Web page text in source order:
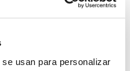
usan para personalizar